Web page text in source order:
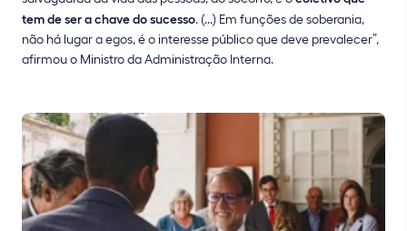
tem de ser a chave do sucesso. (...) Em funções de soberania,
não há lugar a egos, é o interesse público que deve prevalecer”,
afirmou o Ministro da Administração Interna.